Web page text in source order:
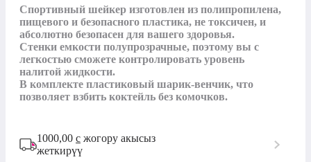
Спортивный шейкер изготовлен из полипропилена,
пищевого и безопасного пластика, не токсичен, и
абсолютно безопасен для вашего здоровья.
Стенки емкости полупрозрачные, поэтому вы с
легкостью сможете контролировать уровень
налитой жидкости.
В комплекте пластиковый шарик-венчик, что
позволяет взбить коктейль без комочков.
1000,00 с жогору акысыз
жеткирүү